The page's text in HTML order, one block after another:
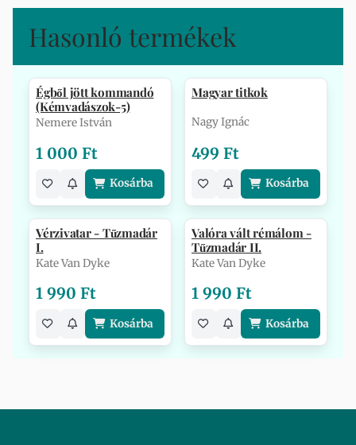
Hasonló termékek
Égből jött kommandó
(Kémvadászok-5)
Nemere István
1 000 Ft
Kosárba
Magyar titkok
Nagy Ignác
499 Ft
Kosárba
Vérzivatar - Tűzmadár
I.
Kate Van Dyke
1 990 Ft
Kosárba
Valóra vált rémálom -
Tűzmadár II.
Kate Van Dyke
1 990 Ft
Kosárba